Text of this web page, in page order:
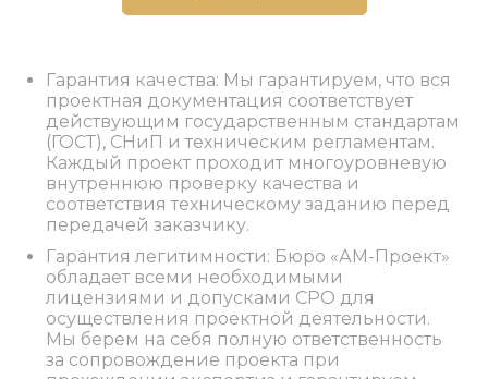
Гарантия качества: Мы гарантируем, что вся
проектная документация соответствует
действующим государственным стандартам
(ГОСТ), СНиП и техническим регламентам.
Каждый проект проходит многоуровневую
внутреннюю проверку качества и
соответствия техническому заданию перед
передачей заказчику.
Гарантия легитимности: Бюро «АМ-Проект»
обладает всеми необходимыми
лицензиями и допусками СРО для
осуществления проектной деятельности.
Мы берем на себя полную ответственность
за сопровождение проекта при